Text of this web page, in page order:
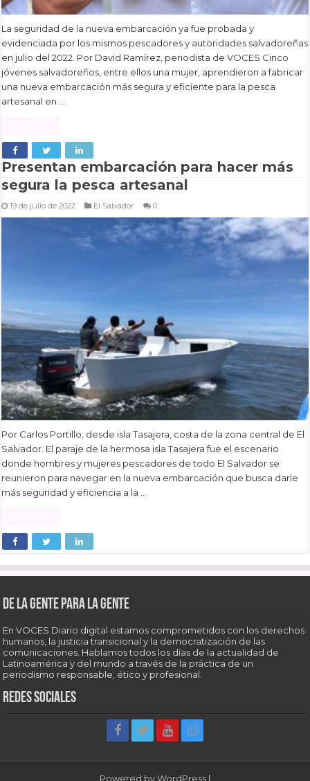
La seguridad de la nueva embarcación ya fue probada y
evidenciada por los mismos pescadores y autoridades salvadoreñas
en julio del 2022. Por David Ramírez, periodista de VOCES Cinco
jóvenes salvadoreños, entre ellos una mujer, aprendieron a fabricar
una nueva embarcación más segura y eficiente para la pesca
artesanal en …
Presentan embarcación para hacer más
segura la pesca artesanal
19 de julio de 2022 El Salvador 0
Por Carlos Portillo, desde isla Tasajera, costa de la zona central de El
Salvador. El paraje de la hermosa isla Tasajera fue el escenario
donde hombres y mujeres pescadores de todo El Salvador se
reunieron para navegar en la nueva embarcación que busca darle
más seguridad y eficiencia a la …
De la gente para la gente
En VOCES Diario digital estamos comprometidos con los derechos
humanos, la justicia transicional y la democratización de las
comunicaciones. Hablamos todos los días de la actualidad de
Latinoamérica y del mundo a través de la práctica de un
periodismo responsable, ético y profesional.
Redes sociales
Powered byWordPress |